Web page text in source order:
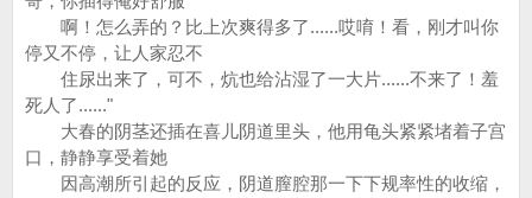
啊！怎么弄的？比上次爽得多了......哎唷！看，刚才叫你
停又不停，让人家忍不
住尿出来了，可不，炕也给沾湿了一大片......不来了！羞
死人了......"
大春的阴茎还插在喜儿阴道里头，他用龟头紧紧堵着子宫
口，静静享受着她
因高潮所引起的反应，阴道膣腔那一下下规率性的收缩，